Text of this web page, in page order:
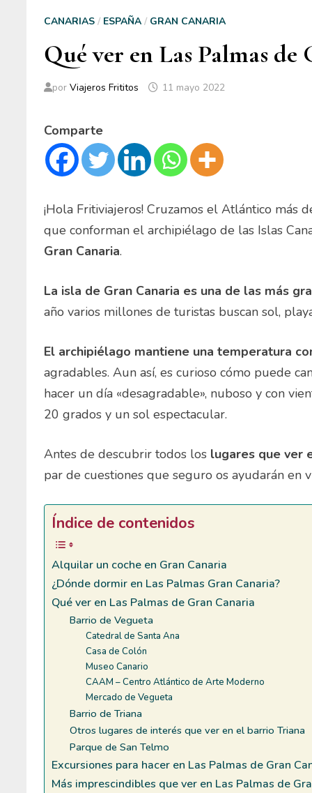
CANARIAS / ESPAÑA / GRAN CANARIA
Qué ver en Las Palmas
porViajeros Frititos 11 mayo 2022
Comparte
¡Hola Fritiviajeros! Cruzamos el Atlántico más
que conforman el archipiélago de las Islas
Gran Canaria.
La isla de Gran Canaria es una de las más
año varios millones de turistas buscan sol,
El archipiélago mantiene una temperatura
agradables. Aun así, es curioso cómo puede
hacer un día «desagradable», nuboso y con
20 grados y un sol espectacular.
Antes de descubrir todos los lugares que ver
par de cuestiones que seguro os ayudarán en
Índice de contenidos
Alquilar un coche en Gran Canaria
¿Dónde dormir en Las Palmas Gran Canaria?
Qué ver en Las Palmas de Gran Canaria
Barrio de Vegueta
Catedral de Santa Ana
Casa de Colón
Museo Canario
CAAM – Centro Atlántico de Arte Moderno
Mercado de Vegueta
Barrio de Triana
Otros lugares de interés que ver en el barrio Triana
Parque de San Telmo
Excursiones para hacer en Las Palmas de Gran
Más imprescindibles que ver en Las Palmas de